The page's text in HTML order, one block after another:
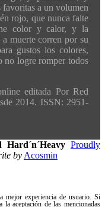
favoritas a un volumen
rojo, que nunca falte
color y calor, y la
muerte corren por su
gustos los colores,
logre romper todos
editada Por Red
2014. ISSN: 2951-
Proudly
by Acosmin
mejor experiencia de usuario. Si
la aceptación de las mencionadas